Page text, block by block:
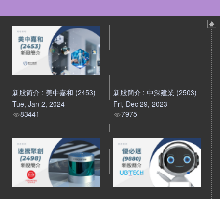
新股简介 : 美中嘉和 (2453)
Tue, Jan 2, 2024
83441
新股簡介 : 中深建業 (2503)
Fri, Dec 29, 2023
7975